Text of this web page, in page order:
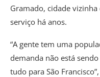
Gramado, cidade
serviço há anos.
“A gente tem uma
demanda não está
tudo para São